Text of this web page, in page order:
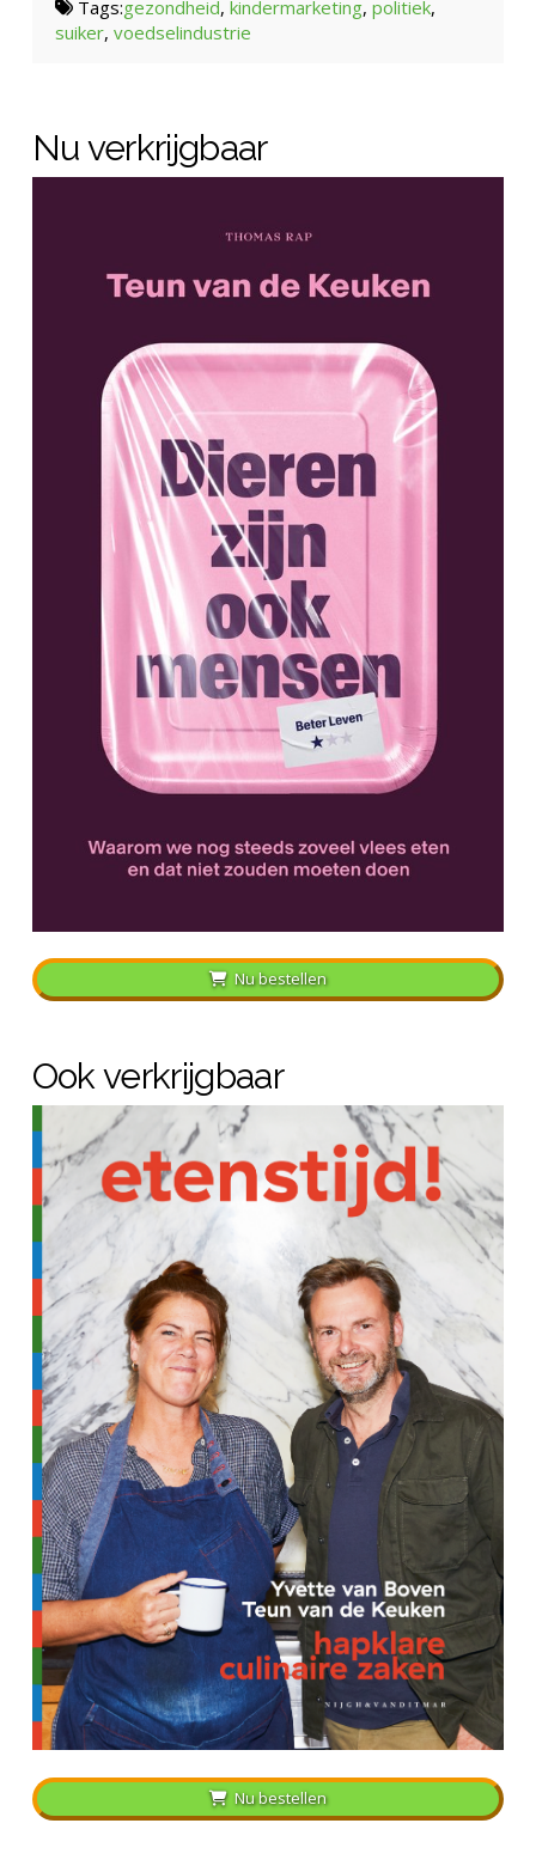
Tags:gezondheid,kindermarketing,politiek,
suiker, voedselindustrie
Nu verkrijgbaar
Nu bestellen
Ook verkrijgbaar
Nu bestellen